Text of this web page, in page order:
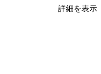
詳細を表示